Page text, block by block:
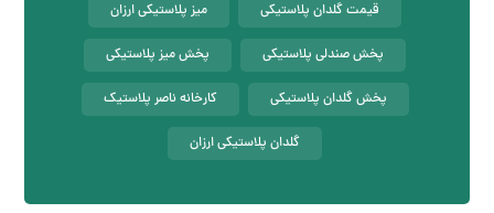
قیمت گلدان پلاستیکی میز پلاستیکی ارزان
پخش صندلی پلاستیکی پخش میز پلاستیکی
پخش گلدان پلاستیکی کارخانه ناصر پلاستیک
گلدان پلاستیکی ارزان